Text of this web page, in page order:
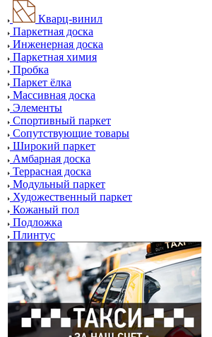
Кварц-винил
Паркетная доска
Инженерная доска
Паркетная химия
Пробка
Паркет ёлка
Массивная доска
Элементы
Спортивный паркет
Сопутствующие товары
Широкий паркет
Амбарная доска
Террасная доска
Модульный паркет
Художественный паркет
Кожаный пол
Подложка
Плинтус